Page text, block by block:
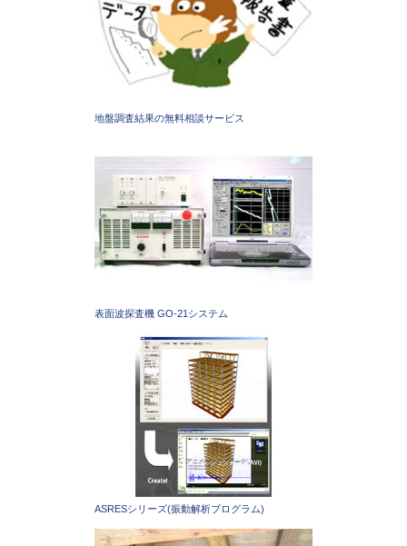
地盤調査結果の無料相談サービス
表面波探査機 GO-21システム
ASRESシリーズ(振動解析プログラム)